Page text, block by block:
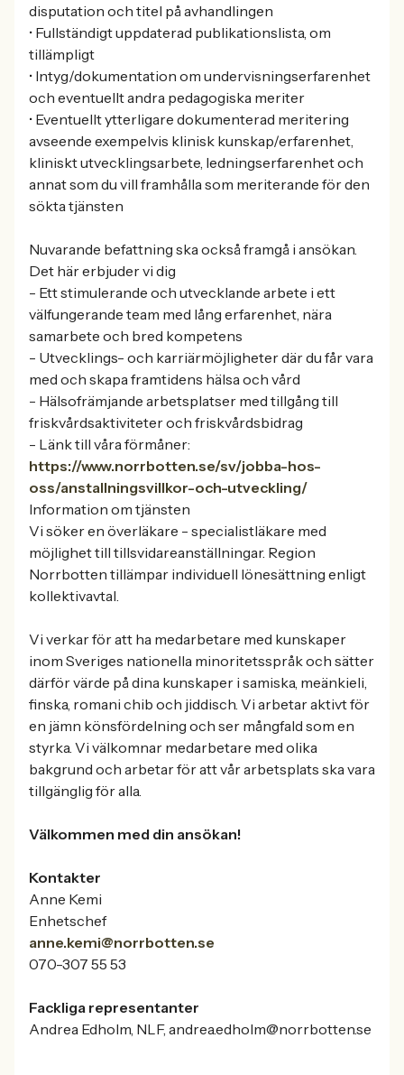
disputation och titel på avhandlingen
• Fullständigt uppdaterad publikationslista, om
tillämpligt
• Intyg/dokumentation om undervisningserfarenhet
och eventuellt andra pedagogiska meriter
• Eventuellt ytterligare dokumenterad meritering
avseende exempelvis klinisk kunskap/erfarenhet,
kliniskt utvecklingsarbete, ledningserfarenhet och
annat som du vill framhålla som meriterande för den
sökta tjänsten
Nuvarande befattning ska också framgå i ansökan.
Det här erbjuder vi dig
- Ett stimulerande och utvecklande arbete i ett
välfungerande team med lång erfarenhet, nära
samarbete och bred kompetens
- Utvecklings- och karriärmöjligheter där du får vara
med och skapa framtidens hälsa och vård
- Hälsofrämjande arbetsplatser med tillgång till
friskvårdsaktiviteter och friskvårdsbidrag
- Länk till våra förmåner:
https://www.norrbotten.se/sv/jobba-hos-
oss/anstallningsvillkor-och-utveckling/
Information om tjänsten
Vi söker en överläkare - specialistläkare med
möjlighet till tillsvidareanställningar. Region
Norrbotten tillämpar individuell lönesättning enligt
kollektivavtal.
Vi verkar för att ha medarbetare med kunskaper
inom Sveriges nationella minoritetsspråk och sätter
därför värde på dina kunskaper i samiska, meänkieli,
finska, romani chib och jiddisch. Vi arbetar aktivt för
en jämn könsfördelning och ser mångfald som en
styrka. Vi välkomnar medarbetare med olika
bakgrund och arbetar för att vår arbetsplats ska vara
tillgänglig för alla.
Välkommen med din ansökan!
Kontakter
Anne Kemi
Enhetschef
anne.kemi@norrbotten.se
070-307 55 53
Fackliga representanter
Andrea Edholm, NLF, andrea.edholm@norrbotten.se